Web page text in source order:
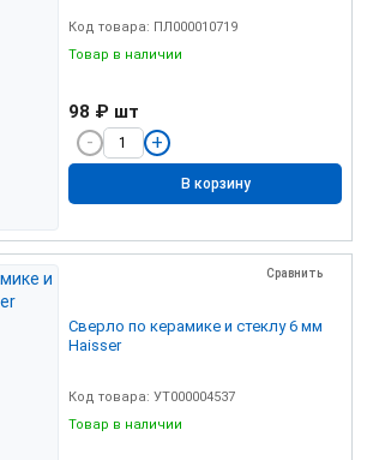
Код товара: ПЛ000010719
Товар в наличии
98 ₽ шт
В корзину
Сравнить
Сверло по керамике и стеклу 6 мм
Haisser
Код товара: УТ000004537
Товар в наличии